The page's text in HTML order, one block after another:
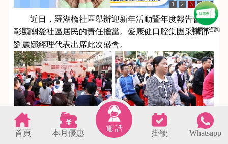
醫療劵咨詢
1 2 3 4 5
近日，羅湖橋社區舉辦迎新年活動暨年度報告會，
彰顯關愛社區居民的責任擔當。愛康健口腔集團采購部
劉麗娜經理代表出席此次盛會。
活動中，愛康健口腔集團向羅湖橋社區居民奉上了
貼心的口腔義診服務，同時還攜帶著精心準備的愛牙禮
首頁 本月優惠
電 話
掛號 Whatsapp